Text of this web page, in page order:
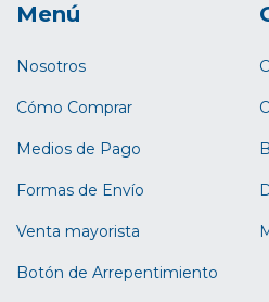
Menú
Nosotros
Cómo Comprar
Medios de Pago
Formas de Envío
Venta mayorista
Botón de Arrepentimiento